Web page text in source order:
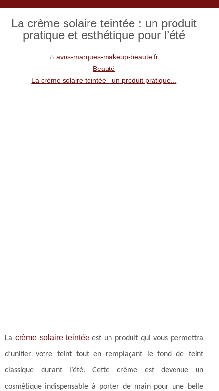
La crème solaire teintée : un produit
pratique et esthétique pour l’été
avos-marques-makeup-beaute.fr
Beauté
La crème solaire teintée : un produit pratique...
La crème solaire teintéeest un produit qui vous permettra
d’unifier votre teint tout en remplaçant le fond de teint
classique durant l’été. Cette crème est devenue un
cosmétique indispensable à porter de main pour une belle